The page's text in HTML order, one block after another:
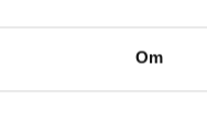
Om
TIL KURV